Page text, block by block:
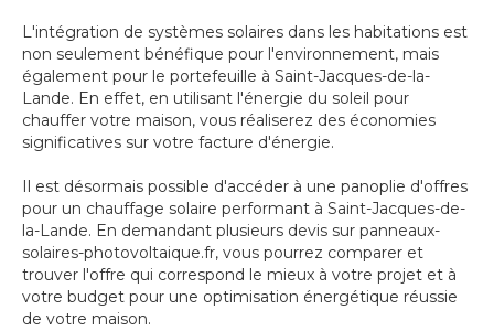
L'intégration de systèmes solaires dans les habitations est
non seulement bénéfique pour l'environnement, mais
également pour le portefeuille à Saint-Jacques-de-la-
Lande. En effet, en utilisant l'énergie du soleil pour
chauffer votre maison, vous réaliserez des économies
significatives sur votre facture d'énergie.
Il est désormais possible d'accéder à une panoplie d'offres
pour un chauffage solaire performant à Saint-Jacques-de-
la-Lande. En demandant plusieurs devis sur panneaux-
solaires-photovoltaique.fr, vous pourrez comparer et
trouver l'offre qui correspond le mieux à votre projet et à
votre budget pour une optimisation énergétique réussie
de votre maison.